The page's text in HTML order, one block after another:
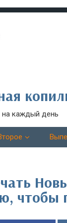
на каждый день
чтобы